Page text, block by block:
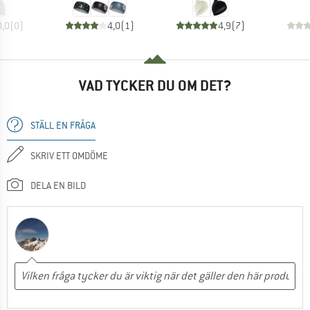
(0) 4,0(1 ) 4,9(7)
VAD TYCKER DU OM DET?
STÄLL EN FRÅGA
SKRIV ETT OMDÖME
DELA EN BILD